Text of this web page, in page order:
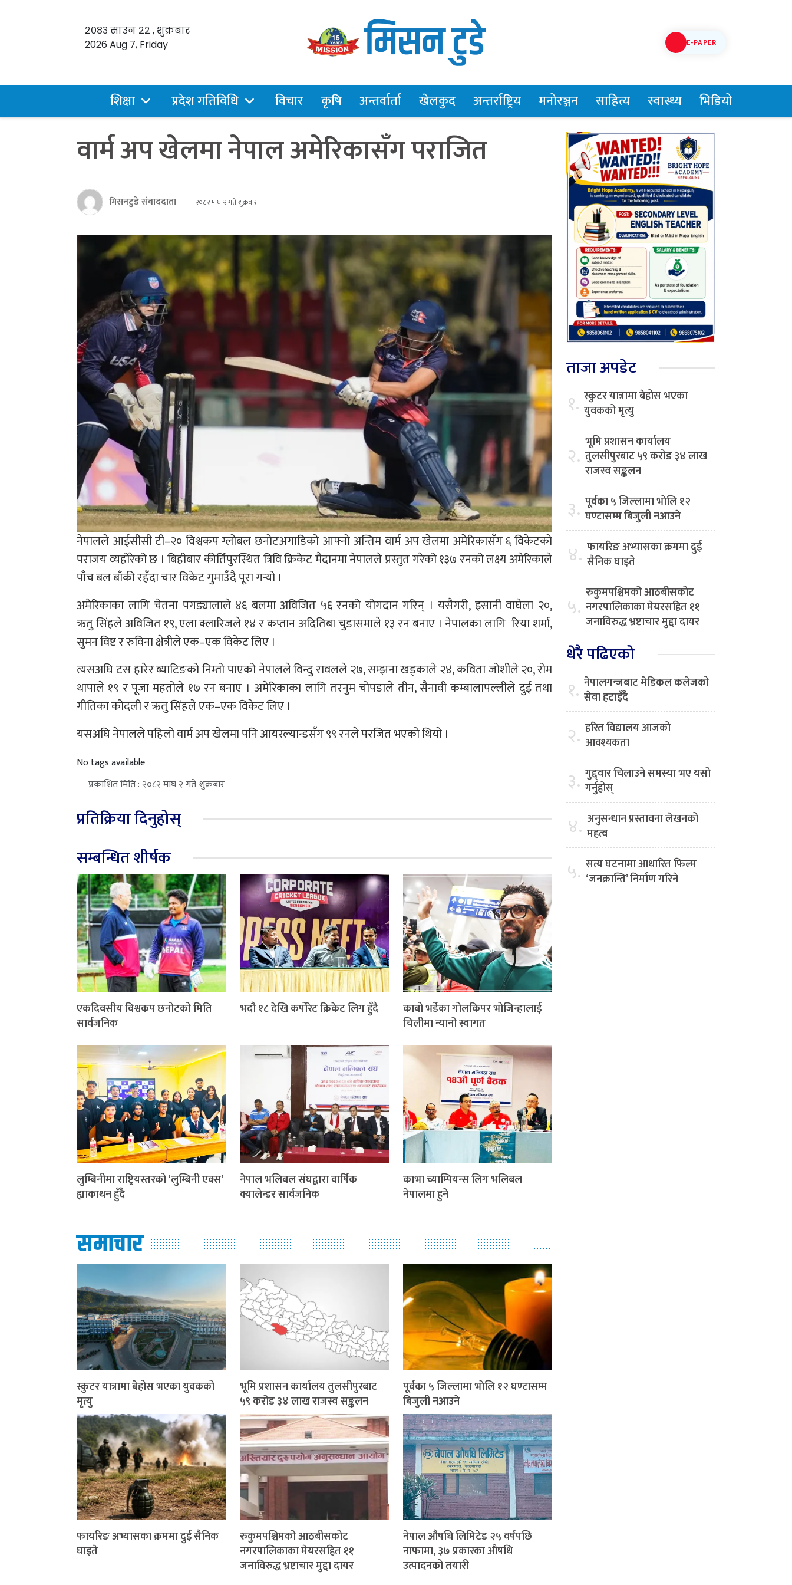
२०८३ साउन २२ , शुक्रबार
2026 Aug 7, Friday
E-PAPER
शिक्षा प्रदेश गतिविधि विचार कृषि अन्तर्वार्ता खेलकुद अन्तर्राष्ट्रिय मनोरञ्जन साहित्य स्वास्थ्य भिडियो
वार्म अप खेलमा नेपाल अमेरिकासँग पराजित
मिसनटुडे संवाददाता २०८२ माघ २ गते शुक्रबार
नेपालले आईसीसी टी–२० विश्वकप ग्लोबल छनोटअगाडिको आफ्नो अन्तिम वार्म अप खेलमा अमेरिकासँग ६ विकेटको
पराजय व्यहोरेको छ । बिहीबार कीर्तिपुरस्थित त्रिवि क्रिकेट मैदानमा नेपालले प्रस्तुत गरेको १३७ रनको लक्ष्य अमेरिकाले
पाँच बल बाँकी रहँदा चार विकेट गुमाउँदै पूरा गर्‍यो ।
अमेरिकाका लागि चेतना पगड्यालाले ४६ बलमा अविजित ५६ रनको योगदान गरिन् । यसैगरी, इसानी वाघेला २०,
ऋतु सिंहले अविजित १९, एला क्लारिजले १४ र कप्तान अदितिबा चुडासमाले १३ रन बनाए । नेपालका लागि रिया शर्मा,
सुमन विष्ट र रुविना क्षेत्रीले एक–एक विकेट लिए ।
त्यसअघि टस हारेर ब्याटिङको निम्तो पाएको नेपालले विन्दु रावलले २७, सम्झना खड्काले २४, कविता जोशीले २०, रोम
थापाले १९ र पूजा महतोले १७ रन बनाए । अमेरिकाका लागि तरनुम चोपडाले तीन, सैनावी कम्बालापल्लीले दुई तथा
गीतिका कोदली र ऋतु सिंहले एक–एक विकेट लिए ।
यसअघि नेपालले पहिलो वार्म अप खेलमा पनि आयरल्यान्डसँग ९९ रनले परजित भएको थियो ।
No tags available
प्रकाशित मिति : २०८२ माघ २ गते शुक्रबार
प्रतिक्रिया दिनुहोस्
सम्बन्धित शीर्षक
एकदिवसीय विश्वकप छनोटको मिति
सार्वजनिक
भदौ १८ देखि कर्पोरेट क्रिकेट लिग हुँदै
काबो भर्डेका गोलकिपर भोजिन्हालाई
चिलीमा न्यानो स्वागत
लुम्बिनीमा राष्ट्रियस्तरको ‘लुम्बिनी एक्स’
ह्याकाथन हुँदै
नेपाल भलिबल संघद्वारा वार्षिक
क्यालेन्डर सार्वजनिक
काभा च्याम्पियन्स लिग भलिबल
नेपालमा हुने
समाचार
स्कुटर यात्रामा बेहोस भएका युवकको
मृत्यु
भूमि प्रशासन कार्यालय तुलसीपुरबाट
५९ करोड ३४ लाख राजस्व सङ्कलन
पूर्वका ५ जिल्लामा भाेलि १२ घण्टासम्म
बिजुली नआउने
फायरिङ अभ्यासका क्रममा दुई सैनिक
घाइते
रुकुमपश्चिमको आठबीसकोट
नगरपालिकाका मेयरसहित ११
जनाविरुद्ध भ्रष्टाचार मुद्दा दायर
नेपाल औषधि लिमिटेड २५ वर्षपछि
नाफामा, ३७ प्रकारका औषधि
उत्पादनको तयारी
ताजा अपडेट
१. स्कुटर यात्रामा बेहोस भएका
युवकको मृत्यु
२. भूमि प्रशासन कार्यालय
तुलसीपुरबाट ५९ करोड ३४ लाख
राजस्व सङ्कलन
३. पूर्वका ५ जिल्लामा भाेलि १२
घण्टासम्म बिजुली नआउने
४. फायरिङ अभ्यासका क्रममा दुई
सैनिक घाइते
५. रुकुमपश्चिमको आठबीसकोट
नगरपालिकाका मेयरसहित ११
जनाविरुद्ध भ्रष्टाचार मुद्दा दायर
धेरै पढिएको
१. नेपालगन्जबाट मेडिकल कलेजको
सेवा हटाइँदै
२. हरित विद्यालय आजको
आवश्यकता
३. गुद्द्वार चिलाउने समस्या भए यसो
गर्नुहोस्
४. अनुसन्धान प्रस्तावना लेखनको
महत्व
५. सत्य घटनामा आधारित फिल्म
‘जनक्रान्ति’ निर्माण गरिने